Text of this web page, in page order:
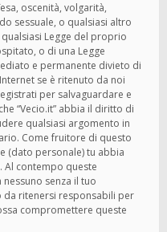
oscenità, volgarità,
sessuale, o qualsiasi altro
Legge del proprio
o di una Legge
e permanente divieto di
se è ritenuto da noi
per salvaguardare e
“Vecio.it” abbia il diritto di
qualsiasi argomento in
Come fruitore di questo
(dato personale) tu abbia
Al contempo queste
senza il tuo
da ritenersi responsabili per
compromettere queste